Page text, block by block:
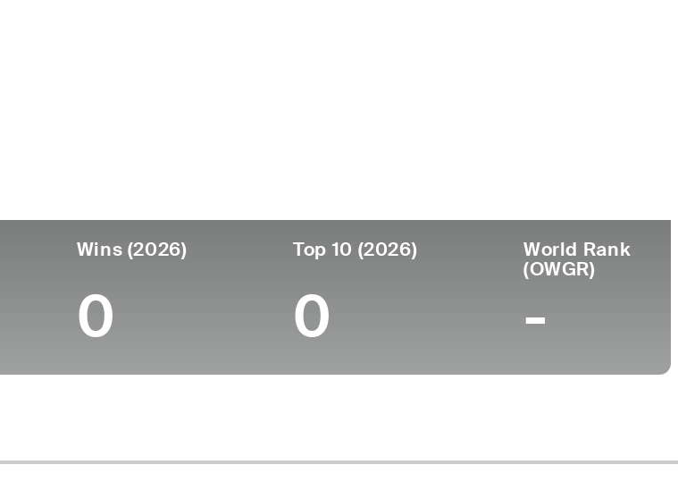
Wins (2026)
0
Top 10 (2026)
0
World Rank
(OWGR)
-